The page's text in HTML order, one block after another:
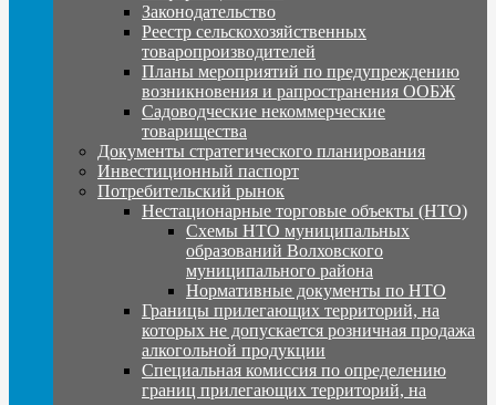
Законодательство
Реестр сельскохозяйственных
товаропроизводителей
Планы мероприятий по предупреждению
возникновения и рапространения ООБЖ
Садоводческие некоммерческие
товарищества
Документы стратегического планирования
Инвестиционный паспорт
Потребительский рынок
Нестационарные торговые объекты (НТО)
Схемы НТО муниципальных
образований Волховского
муниципального района
Нормативные документы по НТО
Границы прилегающих территорий, на
которых не допускается розничная продажа
алкогольной продукции
Специальная комиссия по определению
границ прилегающих территорий, на